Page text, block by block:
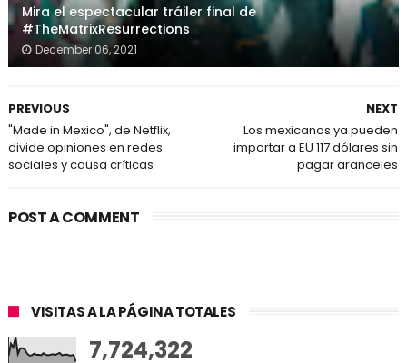
Mira el espectacular tráiler final de
#TheMatrixResurrections
December 06, 2021
NEXT
Los mexicanos ya pueden
importar a EU 117 dólares sin
pagar aranceles
PREVIOUS
"Made in Mexico", de Netflix,
divide opiniones en redes
sociales y causa críticas
POST A COMMENT
VISITAS A LA PÁGINA TOTALES
7,724,322